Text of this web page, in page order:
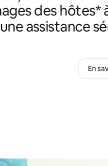
des hôtes*
assistance
En